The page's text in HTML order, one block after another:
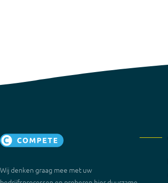
Wij denken graag mee met uw